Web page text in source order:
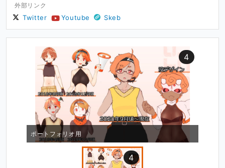
外部リンク
Twitter Youtube Skeb
4
ポートフォリオ用
4